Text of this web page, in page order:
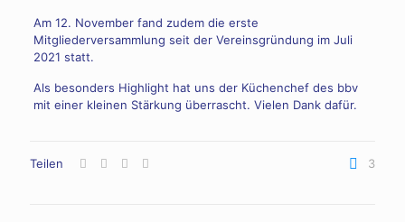
Am 12. November fand zudem die erste
Mitgliederversammlung seit der Vereinsgründung im Juli
2021 statt.
Als besonders Highlight hat uns der Küchenchef des bbv
mit einer kleinen Stärkung überrascht. Vielen Dank dafür.
Teilen 3